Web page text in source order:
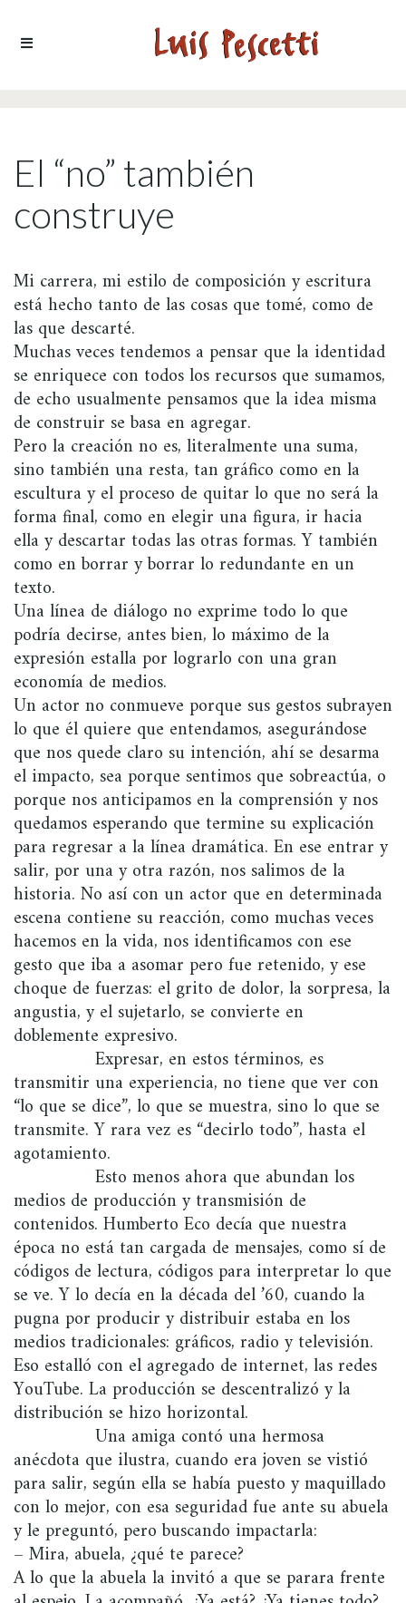
El “no” también
construye
Mi carrera, mi estilo de composición y escritura
está hecho tanto de las cosas que tomé, como de
las que descarté.
Muchas veces tendemos a pensar que la identidad
se enriquece con todos los recursos que sumamos,
de echo usualmente pensamos que la idea misma
de construir se basa en agregar.
Pero la creación no es, literalmente una suma,
sino también una resta, tan gráfico como en la
escultura y el proceso de quitar lo que no será la
forma final, como en elegir una figura, ir hacia
ella y descartar todas las otras formas. Y también
como en borrar y borrar lo redundante en un
texto.
Una línea de diálogo no exprime todo lo que
podría decirse, antes bien, lo máximo de la
expresión estalla por lograrlo con una gran
economía de medios.
Un actor no conmueve porque sus gestos subrayen
lo que él quiere que entendamos, asegurándose
que nos quede claro su intención, ahí se desarma
el impacto, sea porque sentimos que sobreactúa, o
porque nos anticipamos en la comprensión y nos
quedamos esperando que termine su explicación
para regresar a la línea dramática. En ese entrar y
salir, por una y otra razón, nos salimos de la
historia. No así con un actor que en determinada
escena contiene su reacción, como muchas veces
hacemos en la vida, nos identificamos con ese
gesto que iba a asomar pero fue retenido, y ese
choque de fuerzas: el grito de dolor, la sorpresa, la
angustia, y el sujetarlo, se convierte en
doblemente expresivo.
Expresar, en estos términos, es
transmitir una experiencia, no tiene que ver con
“lo que se dice”, lo que se muestra, sino lo que se
transmite. Y rara vez es “decirlo todo”, hasta el
agotamiento.
Esto menos ahora que abundan los
medios de producción y transmisión de
contenidos. Humberto Eco decía que nuestra
época no está tan cargada de mensajes, como sí de
códigos de lectura, códigos para interpretar lo que
se ve. Y lo decía en la década del ’60, cuando la
pugna por producir y distribuir estaba en los
medios tradicionales: gráficos, radio y televisión.
Eso estalló con el agregado de internet, las redes
YouTube. La producción se descentralizó y la
distribución se hizo horizontal.
Una amiga contó una hermosa
anécdota que ilustra, cuando era joven se vistió
para salir, según ella se había puesto y maquillado
con lo mejor, con esa seguridad fue ante su abuela
y le preguntó, pero buscando impactarla:
– Mira, abuela, ¿qué te parece?
A lo que la abuela la invitó a que se parara frente